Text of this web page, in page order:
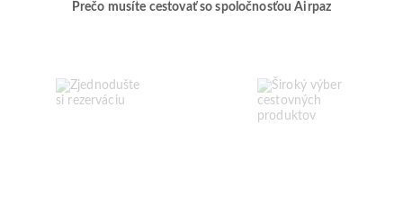
Prečo musíte cestovať so spoločnosťou Airpaz